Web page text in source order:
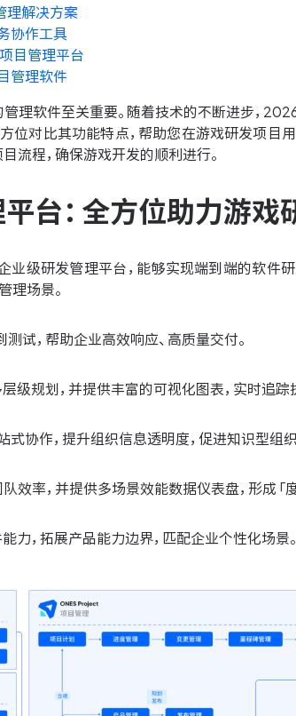
理解决方案
协作工具
目管理平台
管理软件
理软件至关重要。随着技术的不断进步，
位对比其功能特点，帮助您在游戏研发项目
流程，确保游戏开发的顺利进行。
台：全方位助力游戏
业级研发管理平台，能够实现端到端的软件
理场景。
试，帮助企业高效响应、高质量交付。
级规划，并提供丰富的可视化图表，实时追踪
式协作，提升组织信息透明度，促进知识型组织
效率，并提供多场景效能数据仪表盘，形成「
力，拓展产品能力边界，匹配企业个性化场景。